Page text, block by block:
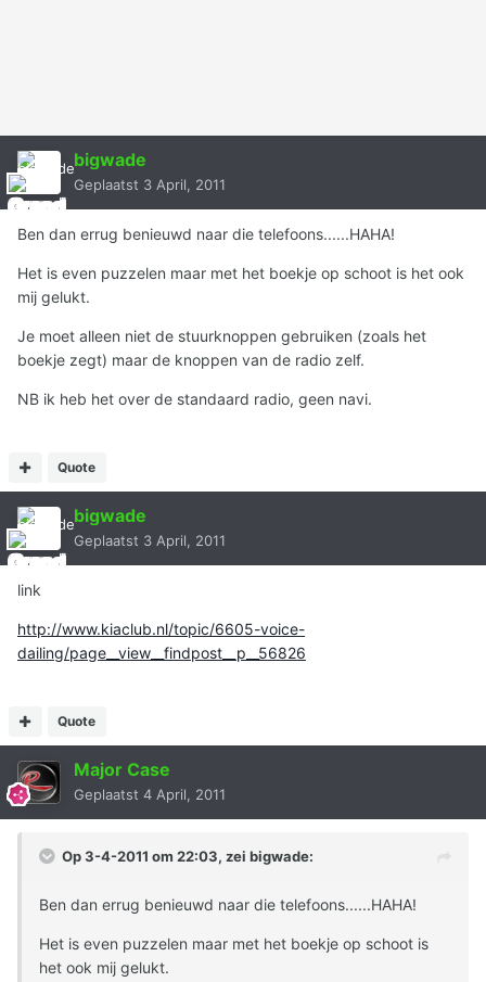
bigwade
Geplaatst 3 April, 2011
Ben dan errug benieuwd naar die telefoons......HAHA!
Het is even puzzelen maar met het boekje op schoot is het ook
mij gelukt.
Je moet alleen niet de stuurknoppen gebruiken (zoals het
boekje zegt) maar de knoppen van de radio zelf.
NB ik heb het over de standaard radio, geen navi.
Quote
bigwade
Geplaatst 3 April, 2011
link
http://www.kiaclub.nl/topic/6605-voice-
dailing/page__view__findpost__p__56826
Quote
Major Case
Geplaatst 4 April, 2011
Op 3-4-2011 om 22:03, zei bigwade:
Ben dan errug benieuwd naar die telefoons......HAHA!
Het is even puzzelen maar met het boekje op schoot is
het ook mij gelukt.